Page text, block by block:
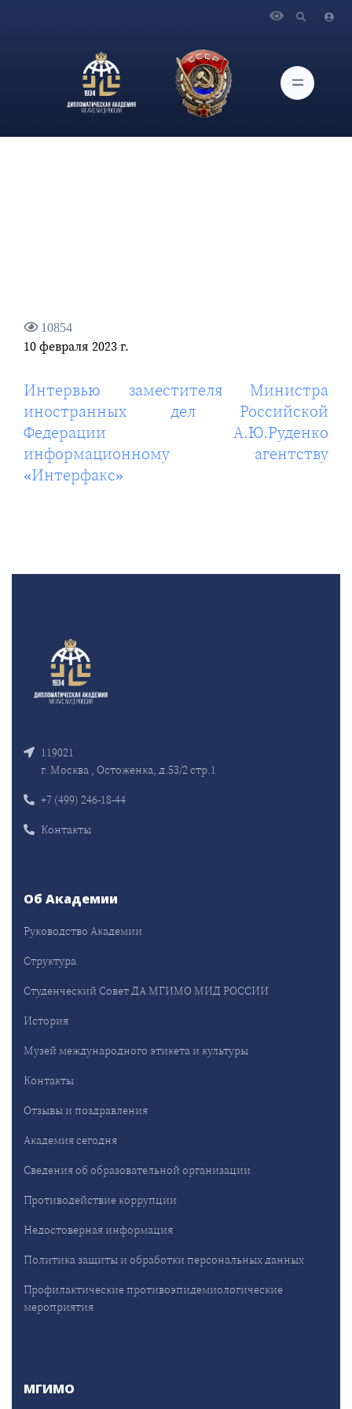
Российской Федерации А.Ю.Руденко информационному
агентству «Интерфакс»
10854
10 февраля 2023 г.
Интервью заместителя Министра
иностранных дел Российской
Федерации А.Ю.Руденко
информационному агентству
«Интерфакс»
119021
г. Москва , Остоженка, д.53/2 стр.1
+7 (499) 246-18-44
Контакты
Об Академии
Руководство Академии
Структура
Студенческий Совет ДА МГИМО МИД РОССИИ
История
Музей международного этикета и культуры
Контакты
Отзывы и поздравления
Академия сегодня
Сведения об образовательной организации
Противодействие коррупции
Недостоверная информация
Политика защиты и обработки персональных данных
Профилактические противоэпидемиологические
мероприятия
МГИМО